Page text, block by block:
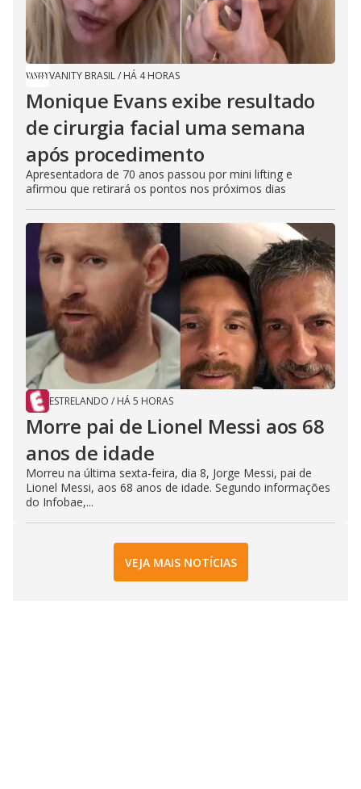
VANITY BRASIL/ HÁ 4 HORAS
Monique Evans exibe resultado
de cirurgia facial uma semana
após procedimento
Apresentadora de 70 anos passou por mini lifting e
afirmou que retirará os pontos nos próximos dias
ESTRELANDO / HÁ 5 HORAS
Morre pai de Lionel Messi aos 68
anos de idade
Morreu na última sexta-feira, dia 8, Jorge Messi, pai de
Lionel Messi, aos 68 anos de idade. Segundo informações
do Infobae,...
VEJA MAIS NOTÍCIAS